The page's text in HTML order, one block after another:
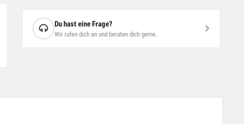
Du hast eine Frage?
Wir rufen dich an und beraten dich gerne.